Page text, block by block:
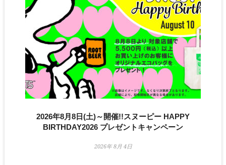
2026年8月8日(土)～開催!!スヌーピー HAPPY
BIRTHDAY2026 プレゼントキャンペーン
2026年 8月 4日